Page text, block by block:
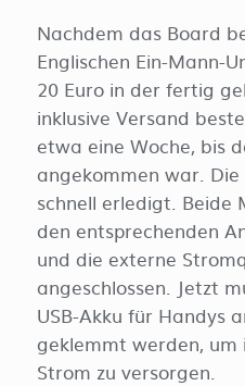
Nachdem das Board
Englischen Ein-Mann-
20 Euro in der fertig
inklusive Versand
etwa eine Woche, bis
angekommen war.
schnell erledigt. Beide
den entsprechenden
und die externe
angeschlossen. Jetzt
USB-Akku für Handys
geklemmt werden,
Strom zu versorgen.